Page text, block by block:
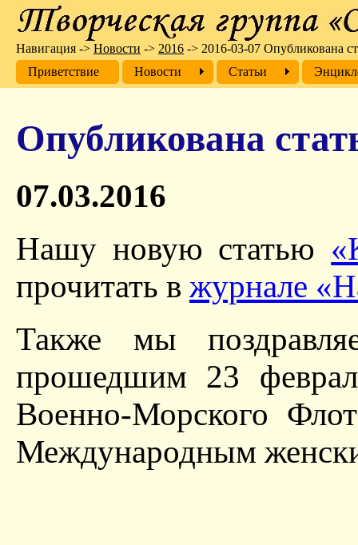
Опубликована
07.03.2016
Нашу новую статью
прочитать вжурнале
Также мы
прошедшим 23
Военно-Морского
Международным
Навигация -> Новости -> 2016 -> 2016-03-07 Опубликована
Приветствие
Новости Cтатьи